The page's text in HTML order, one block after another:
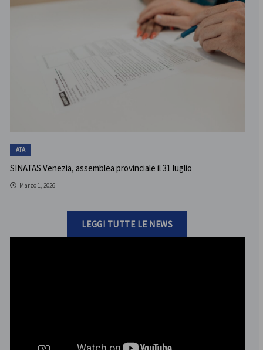
ATA
SINATAS Venezia, assemblea provinciale il 31 luglio
Marzo 1, 2026
LEGGI TUTTE LE NEWS